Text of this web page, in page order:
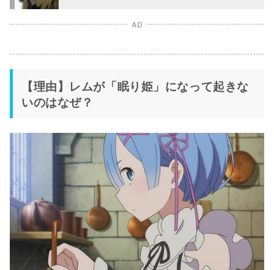
AD
【理由】レムが「眠り姫」になって起きな
いのはなぜ？